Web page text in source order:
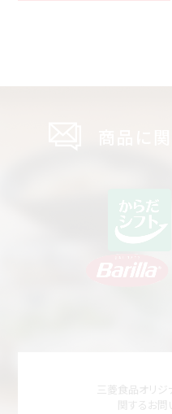
三菱食品オリジ
関するお問